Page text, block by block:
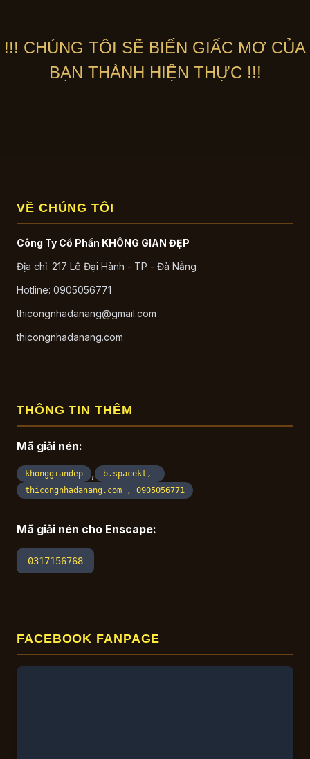
!!! CHÚNG TÔI SẼ BIẾN GIẤC MƠ CỦA
BẠN THÀNH HIỆN THỰC !!!
VỀ CHÚNG TÔI
Công Ty Cổ Phần KHÔNG GIAN ĐẸP
Địa chỉ: 217 Lê Đại Hành - TP - Đà Nẵng
Hotline: 0905056771
thicongnhadanang@gmail.com
thicongnhadanang.com
THÔNG TIN THÊM
Mã giải nén:
khonggiandep ,
b.spacekt,
thicongnhadanang.com , 0905056771
Mã giải nén cho Enscape:
0317156768
FACEBOOK FANPAGE